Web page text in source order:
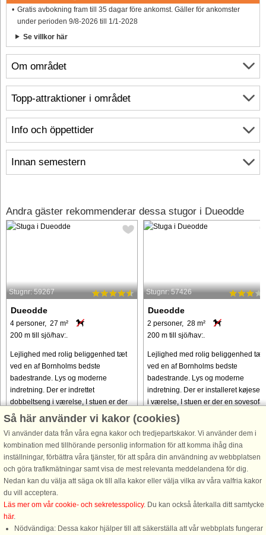
Om området
Info och öppettider
Innan semestern
Gratis avbokning fram till 35 dagar före ankomst. Gäller för ankomster
under perioden 9/8-2026 till 1/1-2028
Se villkor här
Topp-attraktioner i området
Andra gäster rekommenderar dessa stugor i Dueodde
Stugnr: 59267
Dueodde
4 personer, 27 m²
200 m till sjö/hav:.
Lejlighed med rolig beliggenhed tæt
ved en af Bornholms bedste
badestrande. Lys og moderne
indretning. Der er indrettet
dobbeltseng i værelse, I stuen er der
en sovesofa, der har et magasin med
från 4.701 SEK
Stugnr: 57426
Dueodde
2 personer, 28 m²
200 m till sjö/hav:.
Lejlighed med rolig beliggenhed tæt
ved en af Bornholms bedste
badestrande. Lys og moderne
indretning. Der er installeret
i værelse, I stuen er der en sovesofa,
der har et magasin med topmadras
från 5.760 SEK
Så här använder vi kakor (cookies)
Vi använder data från våra egna kakor och tredjepartskakor. Vi använder dem i
kombination med tillhörande personlig information för att komma ihåg dina
inställningar, förbättra våra tjänster, för att spåra din användning av webbplatsen
och göra trafikmätningar samt visa de mest relevanta meddelandena för dig.
Nedan kan du välja att säga ok till alla kakor eller välja vilka av våra valfria kakor
du vill acceptera.
Läs mer om vår cookie- och sekretesspolicy. Du kan också återkalla ditt samtycke
här.
Nödvändiga: Dessa kakor hjälper till att säkerställa att vår webbplats fungerar